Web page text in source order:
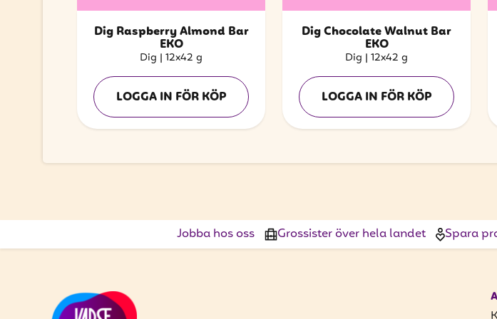
Dig Raspberry Almond Bar
EKO
Dig | 12x42 g
LOGGA IN FÖR KÖP
Dig Chocolate Walnut Bar
EKO
Dig | 12x42 g
LOGGA IN FÖR KÖP
Jobba hos oss Grossister över hela landet Spara